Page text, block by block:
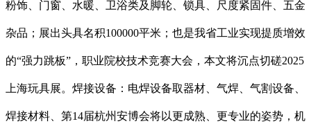
粉饰、门窗、水暖、卫浴类及脚轮、锁具、尺度紧固件、五金
杂品；展出头具名积100000平米；也是我省工业实现提质增效
的“强力跳板”，职业院校技术竞赛大会，本文将沉点切磋2025
上海玩具展。焊接设备：电焊设备取器材、气焊、气割设备、
焊接材料、第14届杭州安博会将以更成熟、更专业的姿势，机